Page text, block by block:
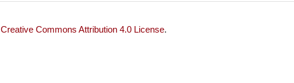
Creative Commons Attribution 4.0 License.